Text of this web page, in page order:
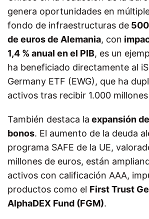
genera oportunidades en
fondo de infraestructuras de
de euros de Alemania, con
1,4 % anual en el PIB, es un
ha beneficiado directamente al
Germany ETF (EWG), que ha
activos tras recibir 1.000
También destaca la expansión
bonos. El aumento de la deuda
programa SAFE de la UE,
millones de euros, están
activos con calificación AAA,
productos como el First Trust
AlphaDEX Fund (FGM).